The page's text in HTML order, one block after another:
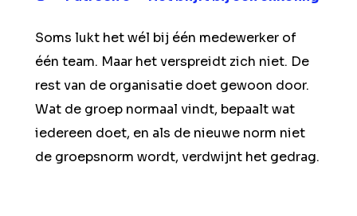
Soms lukt het wél bij één medewerker of
één team. Maar het verspreidt zich niet. De
rest van de organisatie doet gewoon door.
Wat de groep normaal vindt, bepaalt wat
iedereen doet, en als de nieuwe norm niet
de groepsnorm wordt, verdwijnt het gedrag.